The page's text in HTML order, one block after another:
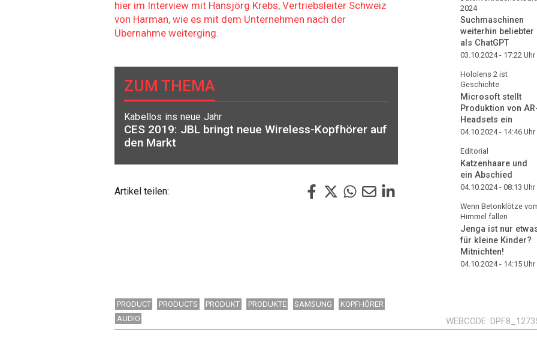
hier im Interview mit Hansjörg Krebs, Vertriebsleiter Schweiz
von Harman, wie es mit dem Unternehmen nach der
Übernahme weiterging.
ZUM THEMA
Kabellos ins neue Jahr
CES 2019: JBL bringt neue Wireless-Kopfhörer auf
den Markt
Artikel teilen:
2024
Suchmaschinen
weiterhin beliebter
als ChatGPT
03.10.2024 - 17:22 Uhr
Hololens 2 ist
Geschichte
Microsoft stellt
Produktion von
Headsets ein
04.10.2024 - 14:46 Uhr
Editorial
Katzenhaare und
ein Abschied
04.10.2024 - 08:13 Uhr
Wenn Betonklötze
Himmel fallen
Jenga ist nur
für kleine Kinder?
Mitnichten!
04.10.2024 - 14:15 Uhr
PRODUCT PRODUCTS PRODUKT PRODUKTE SAMSUNG
KOPFHÖRER
AUDIO
WEBCODE